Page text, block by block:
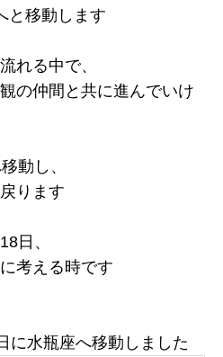
と移動します
れる中で、
の仲間と共に進んでいけ
動し、
ります
日、
考える時です
に水瓶座へ移動しました